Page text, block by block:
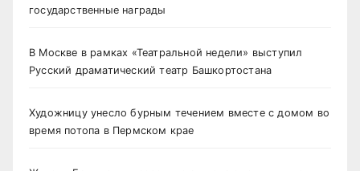
государственные награды
В Москве в рамках «Театральной недели» выступил
Русский драматический театр Башкортостана
Художницу унесло бурным течением вместе с домом во
время потопа в Пермском крае